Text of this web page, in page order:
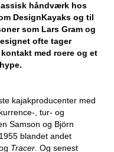
håndværk hos
DesignKayaks og til
som Lars Gram og
ofte tager
med roere og et
kajakproducenter med
, tur- og
Samson og Björn
blandet andet
Tracer . Og senest